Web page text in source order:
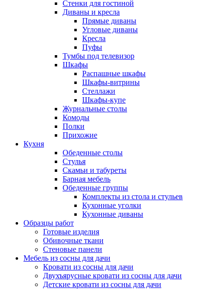
Стенки для гостиной
Диваны и кресла
Прямые диваны
Угловые диваны
Кресла
Пуфы
Тумбы под телевизор
Шкафы
Распашные шкафы
Шкафы-витрины
Стеллажи
Шкафы-купе
Журнальные столы
Комоды
Полки
Прихожие
Кухня
Обеденные столы
Стулья
Скамьи и табуреты
Барная мебель
Обеденные группы
Комплекты из стола и стульев
Кухонные уголки
Кухонные диваны
Образцы работ
Готовые изделия
Обивочные ткани
Стеновые панели
Мебель из сосны для дачи
Кровати из сосны для дачи
Двухъярусные кровати из сосны для дачи
Детские кровати из сосны для дачи